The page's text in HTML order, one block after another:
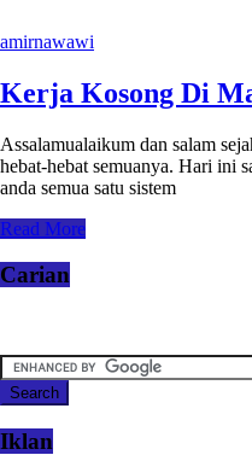
amirnawawi
Kerja Kosong Di
Assalamualaikum dan salam
hebat-hebat semuanya. Hari ini
anda semua satu sistem
Read More
Carian
Iklan